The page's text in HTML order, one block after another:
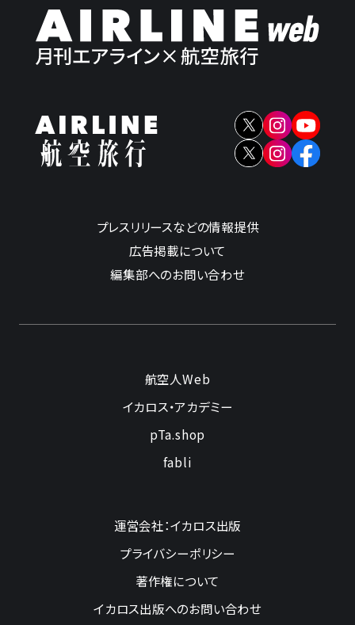
プレスリリースなどの情報提供
広告掲載について
編集部へのお問い合わせ
航空人Web
イカロス・アカデミー
pTa.shop
fabli
運営会社：イカロス出版
プライバシーポリシー
著作権について
イカロス出版へのお問い合わせ